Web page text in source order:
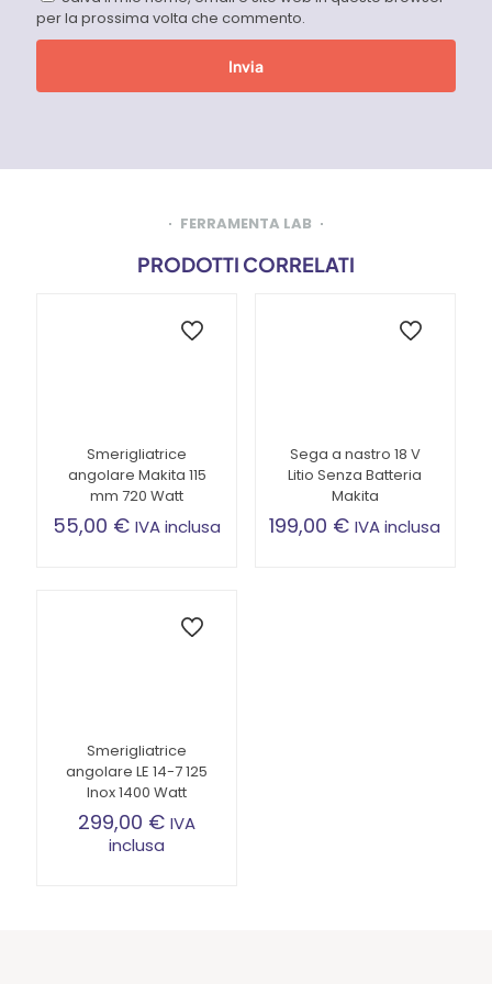
per la prossima volta che commento.
FERRAMENTA LAB
PRODOTTI CORRELATI
Smerigliatrice
angolare Makita 115
mm 720 Watt
55,00 € IVA inclusa
Sega a nastro 18 V
Litio Senza Batteria
Makita
199,00 € IVA inclusa
Smerigliatrice
angolare LE 14-7 125
Inox 1400 Watt
299,00 € IVA
inclusa